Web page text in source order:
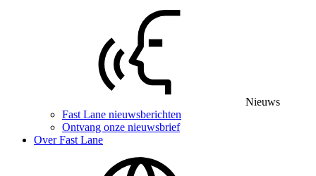
Nieuws
Fast Lane nieuwsberichten
Ontvang onze nieuwsbrief
Over Fast Lane